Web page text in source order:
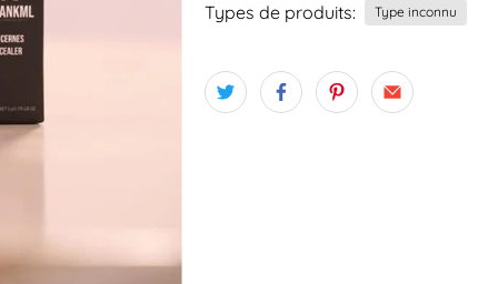
Types de produits: Type inconnu